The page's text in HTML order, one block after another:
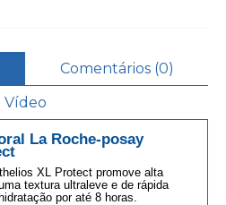
Comentários (0)
Vídeo
La Roche-posay
XL Protect promove alta
textura ultraleve e de rápida
por até 8 horas.